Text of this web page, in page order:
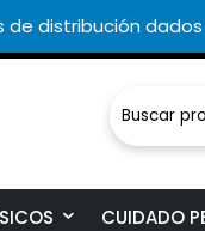
distribución
CUIDADO